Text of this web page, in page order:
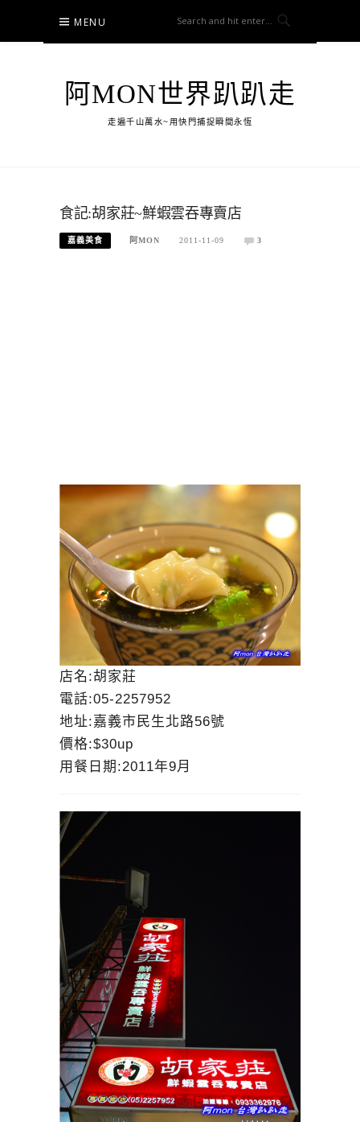
content
MENU
阿MON世界趴趴走
走遍千山萬水~用快門捕捉瞬間永恆
食記:胡家莊~鮮蝦雲吞專賣店
嘉義美食 阿MON 2011-11-09 3
店名:胡家莊
電話:05-2257952
地址:嘉義市民生北路56號
價格:$30up
用餐日期:2011年9月